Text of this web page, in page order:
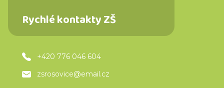
Rychlé kontakty ZŠ
+420 776 046 604
zsrosovice@email.cz